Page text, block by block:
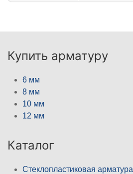
Купить арматуру
6 мм
8 мм
10 мм
12 мм
Каталог
Стеклопластиковая арматура